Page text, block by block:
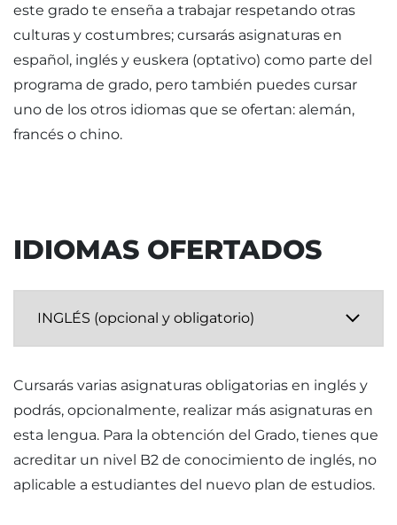
este grado te enseña a trabajar respetando otras
culturas y costumbres; cursarás asignaturas en
español, inglés y euskera (optativo) como parte del
programa de grado, pero también puedes cursar
uno de los otros idiomas que se ofertan: alemán,
francés o chino.
IDIOMAS OFERTADOS
Cursarás varias asignaturas obligatorias en inglés y
podrás, opcionalmente, realizar más asignaturas en
esta lengua. Para la obtención del Grado, tienes que
acreditar un nivel B2 de conocimiento de inglés, no
aplicable a estudiantes del nuevo plan de estudios.